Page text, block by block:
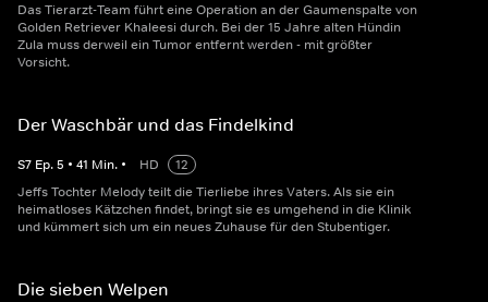
Das Tierarzt-Team führt eine Operation an der Gaumenspalte von
Golden Retriever Khaleesi durch. Bei der 15 Jahre alten Hündin
Zula muss derweil ein Tumor entfernt werden - mit größter
Vorsicht.
Der Waschbär und das Findelkind
S7 Ep.5 • 41 Min. • HD
12
Jeffs Tochter Melody teilt die Tierliebe ihres Vaters. Als sie ein
heimatloses Kätzchen findet, bringt sie es umgehend in die Klinik
und kümmert sich um ein neues Zuhause für den Stubentiger.
Die sieben Welpen